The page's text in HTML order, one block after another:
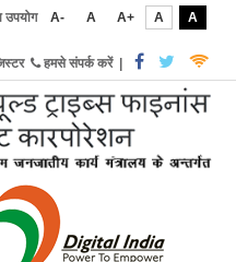
उपयोग A- A A+ A
A
हमसे संपर्क करें|